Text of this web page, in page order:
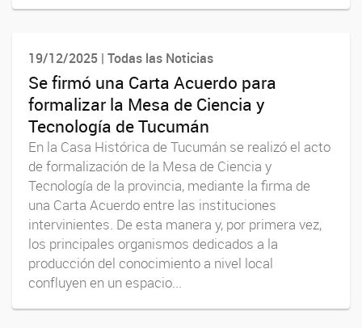
19/12/2025 | Todas las Noticias
Se firmó una Carta Acuerdo para
formalizar la Mesa de Ciencia y
Tecnología de Tucumán
En la Casa Histórica de Tucumán se realizó el acto
de formalización de la Mesa de Ciencia y
Tecnología de la provincia, mediante la firma de
una Carta Acuerdo entre las instituciones
intervinientes. De esta manera y, por primera vez,
los principales organismos dedicados a la
producción del conocimiento a nivel local
confluyen en un espacio...